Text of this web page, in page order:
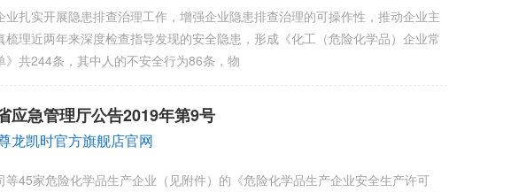
实开展隐患排查治理工作，增强企业隐患排查治理的可操作性，推动企业主
理近两年来深度检查指导发现的安全隐患，形成《化工（危险化学品）企业常
共244条，其中人的不安全行为86条，物
急管理厅公告2019年第9号
龙凯时官方旗舰店官网
家危险化学品生产企业（见附件）的《危险化学品生产企业安全生产许可